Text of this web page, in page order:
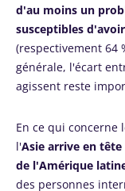
d'au moins un
susceptibles
(respectivement 64
générale, l'écart
agissent reste
En ce qui concerne
l'Asie arrive en
de l'Amérique
des personnes